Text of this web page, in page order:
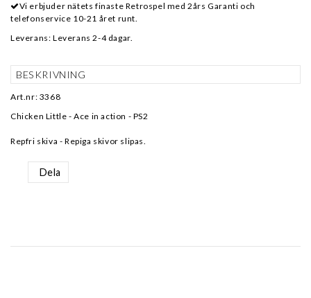
Vi erbjuder nätets finaste Retrospel med 2års Garanti och
telefonservice 10-21 året runt.
Leverans: Leverans 2-4 dagar.
BESKRIVNING
Art.nr: 3368
Chicken Little - Ace in action - PS2
Repfri skiva - Repiga skivor slipas.
Dela